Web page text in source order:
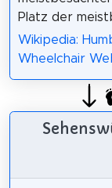
Platz der
Wikipedia:
Wheelchair